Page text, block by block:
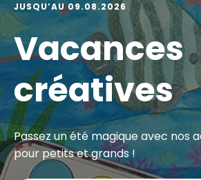
JUSQU’AU 09.08.2026
Vacances
créatives
Passez un été magique avec nos
pour petits et grands !